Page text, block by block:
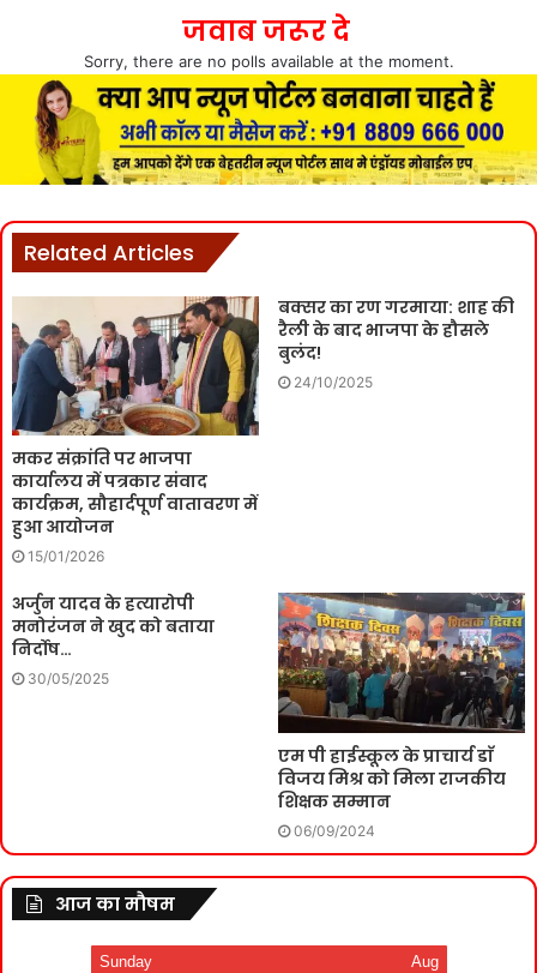
जवाब जरूर दे
Sorry, there are no polls available at the moment.
Related Articles
मकर संक्रांति पर भाजपा
कार्यालय में पत्रकार संवाद
कार्यक्रम, सौहार्दपूर्ण वातावरण में
हुआ आयोजन
15/01/2026
बक्सर का रण गरमाया: शाह की
रैली के बाद भाजपा के हौसले
बुलंद!
24/10/2025
अर्जुन यादव के हत्यारोपी
मनोरंजन ने खुद को बताया
निर्दोष…
30/05/2025
एम पी हाईस्कूल के प्राचार्य डाॅ
विजय मिश्र को मिला राजकीय
शिक्षक सम्मान
06/09/2024
आज का मौषम
Sunday Aug